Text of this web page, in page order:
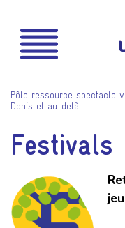
Pôle ressource spectacle
Denis et au-delà…
Festivals